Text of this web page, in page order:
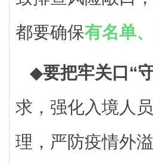
都要确保有名单
◆要把牢关口“
求，强化入境人
理，严防疫情外